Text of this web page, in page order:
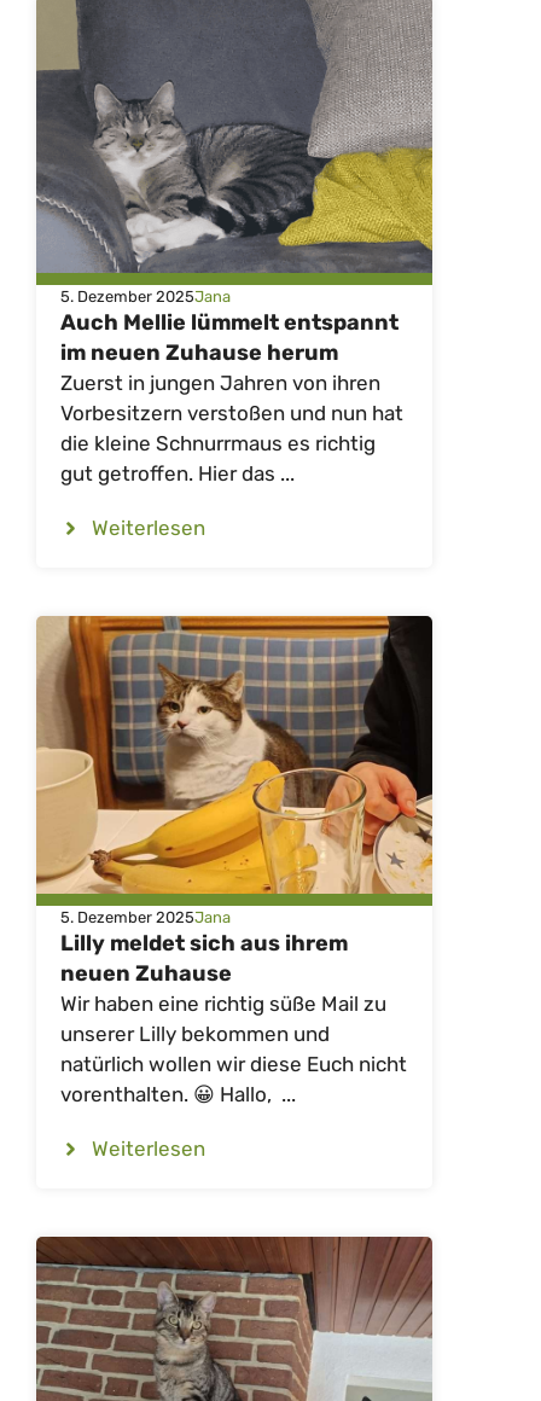
5. Dezember 2025Jana
Auch Mellie lümmelt entspannt
im neuen Zuhause herum
Zuerst in jungen Jahren von ihren
Vorbesitzern verstoßen und nun hat
die kleine Schnurrmaus es richtig
gut getroffen. Hier das ...
Weiterlesen
5. Dezember 2025Jana
Lilly meldet sich aus ihrem
neuen Zuhause
Wir haben eine richtig süße Mail zu
unserer Lilly bekommen und
natürlich wollen wir diese Euch nicht
vorenthalten. 😀 Hallo, ...
Weiterlesen